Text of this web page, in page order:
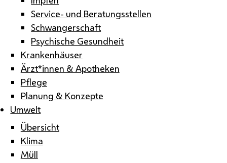
Service- und Beratungsstellen
Schwangerschaft
Psychische Gesundheit
Krankenhäuser
Ärzt*innen & Apotheken
Pflege
Planung & Konzepte
Umwelt
Übersicht
Klima
Müll